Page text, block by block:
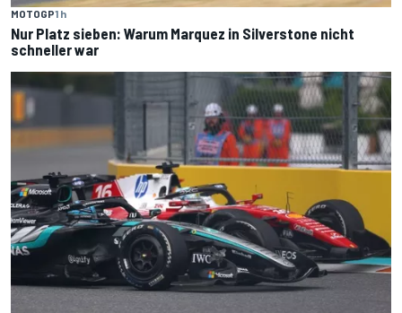
MOTOGP1 h
Nur Platz sieben: Warum Marquez in Silverstone nicht
schneller war